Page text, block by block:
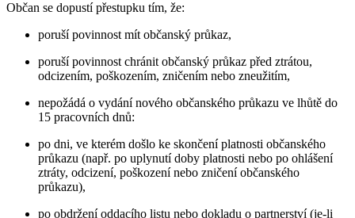
Občan se dopustí přestupku tím, že:
poruší povinnost mít občanský průkaz,
poruší povinnost chránit občanský průkaz před ztrátou,
odcizením, poškozením, zničením nebo zneužitím,
nepožádá o vydání nového občanského průkazu ve lhůtě do
15 pracovních dnů:
po dni, ve kterém došlo ke skončení platnosti občanského
průkazu (např. po uplynutí doby platnosti nebo po ohlášení
ztráty, odcizení, poškození nebo zničení občanského
průkazu),
po obdržení oddacího listu nebo dokladu o partnerství (je-li